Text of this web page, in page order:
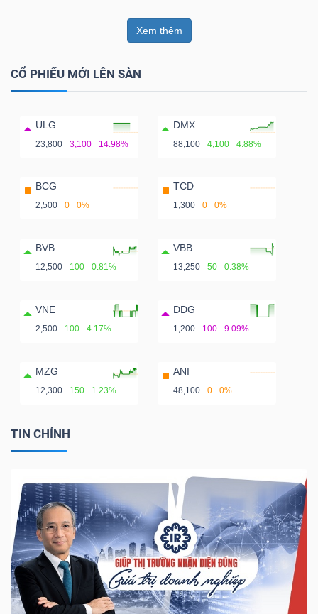
Xem thêm
CỔ PHIẾU MỚI LÊN SÀN
ULG
23,800 3,100 14.98%
DMX
88,100 4,100 4.88%
BCG
2,500 0 0%
TCD
1,300 0 0%
BVB
12,500 100 0.81%
VBB
13,250 50 0.38%
VNE
2,500 100 4.17%
DDG
1,200 100 9.09%
MZG
12,300 150 1.23%
ANI
48,100 0 0%
TIN CHÍNH